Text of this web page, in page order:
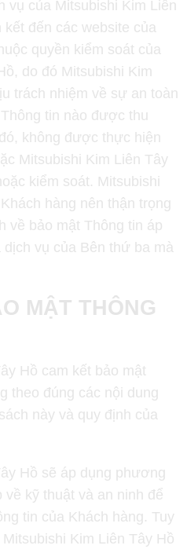
vụ của Mitsubishi Kim Liên
đến các website của
quyền kiểm soát của
do đó Mitsubishi Kim
trách nhiệm về sự an toàn
tin nào được thu
không được thực hiện
Mitsubishi Kim Liên Tây
kiểm soát. Mitsubishi
hàng nên thận trọng
về bảo mật Thông tin áp
vụ của Bên thứ ba mà
MẬT THÔNG
Hồ cam kết bảo mật
theo đúng các nội dung
này và quy định của
Hồ sẽ áp dụng phương
kỹ thuật và an ninh để
tin của Khách hàng. Tuy
Kim Liên Tây Hồ